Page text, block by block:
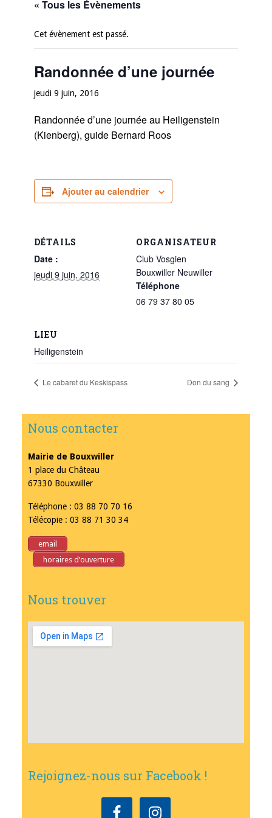
« Tous les Évènements
Cet évènement est passé.
Randonnée d’une journée
jeudi 9 juin, 2016
Randonnée d’une journée au Heiligenstein
(Kienberg), guide Bernard Roos
Ajouter au calendrier
DÉTAILS
Date :
jeudi 9 juin, 2016
ORGANISATEUR
Club Vosgien
Bouxwiller Neuwiller
Téléphone
06 79 37 80 05
LIEU
Heiligenstein
Le cabaret du Keskispass Don du sang
Nous contacter
Mairie de Bouxwiller
1 place du Château
67330 Bouxwiller
Téléphone : 03 88 70 70 16
Télécopie : 03 88 71 30 34
email
horaires d’ouverture
Nous trouver
Rejoignez-nous sur Facebook !